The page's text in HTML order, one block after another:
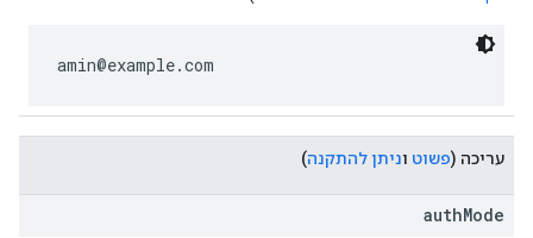
amin@example.com
עריכה (פשוט וניתן להתקנה)
authMode